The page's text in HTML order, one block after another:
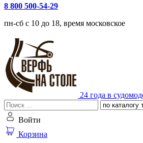
8 800 500-54-29
пн-сб с 10 до 18, время московское
24 года в
Войти
Корзина